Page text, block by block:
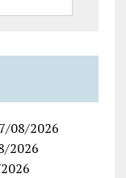
08/2026
2026